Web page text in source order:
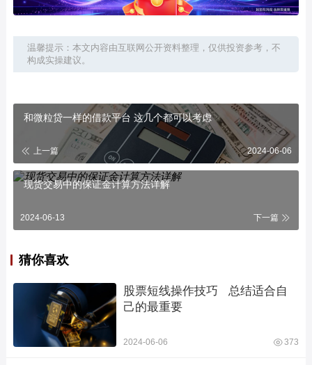
温馨提示：本文内容由互联网公开资料整理，仅供投资参考，不
构成实操建议。
和微粒贷一样的借款平台 这几个都可以考虑
上一篇 2024-06-06
现货交易中的保证金计算方法详解
2024-06-13 下一篇
猜你喜欢
股票短线操作技巧   总结适合自
己的最重要
2024-06-06 373